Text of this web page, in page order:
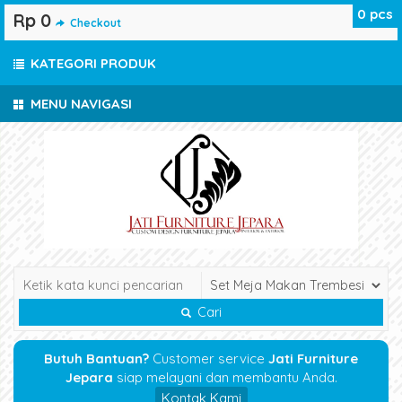
MENU NAVIGASI
Cari
Butuh Bantuan? Customer service Jati Furniture
Jepara siap melayani dan membantu Anda.
Kontak Kami
0 pcs
Rp 0 Checkout
KATEGORI PRODUK